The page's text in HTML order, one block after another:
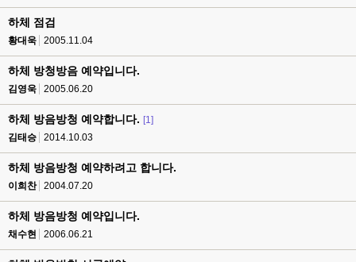
하체 점검
황대욱 2005.11.04
하체 방청방음 예약입니다.
김영욱 2005.06.20
하체 방음방청 예약합니다. [1]
김태승
2014.10.03
하체 방음방청 예약하려고 합니다.
이희찬 2004.07.20
하체 방음방청 예약입니다.
채수현 2006.06.21